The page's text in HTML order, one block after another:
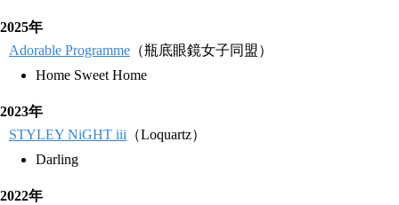
2025年
Adorable Programme （瓶底眼鏡女子同盟）
Home Sweet Home
2023年
STYLEY NiGHT iii （Loquartz）
Darling
2022年